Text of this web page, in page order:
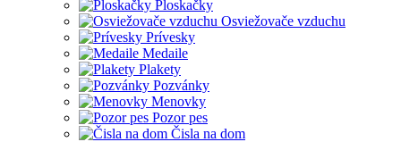
Ploskačky
Osviežovače vzduchu
Prívesky
Medaile
Plakety
Pozvánky
Menovky
Pozor pes
Čisla na dom